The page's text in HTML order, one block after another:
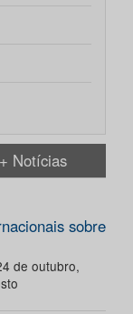
+ Notícias
sobre
de outubro,